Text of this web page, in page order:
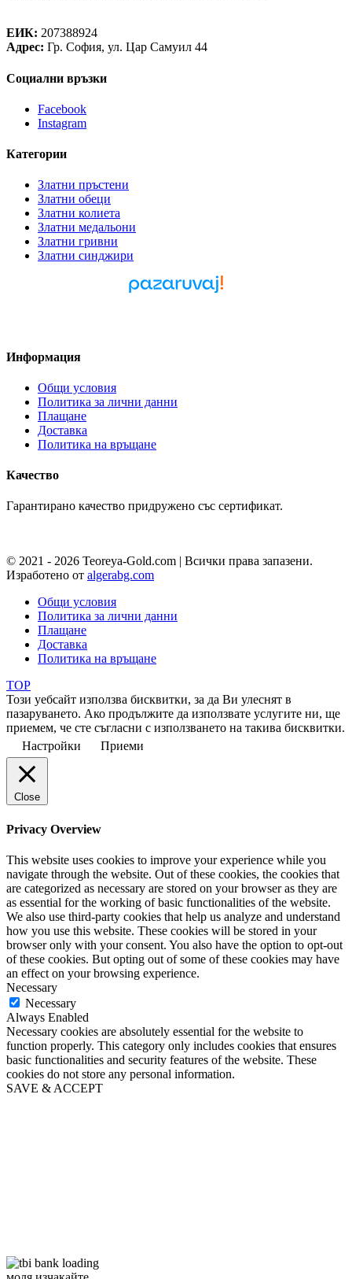
ЕИК: 207388924
Адрес: Гр. София, ул. Цар Самуил 44
Социални връзки
Facebook
Instagram
Категории
Златни пръстени
Златни обеци
Златни колиета
Златни медальони
Златни гривни
Златни синджири
Информация
Общи условия
Политика за лични данни
Плащане
Доставка
Политика на връщане
Качество
Гарантирано качество придружено със сертификат.
© 2021 - 2026 Teoreya-Gold.com | Всички права запазени.
Изработено от algerabg.com
Общи условия
Политика за лични данни
Плащане
Доставка
Политика на връщане
TOP
Този уебсайт използва бисквитки, за да Ви улеснят в
пазаруването. Ако продължите да използвате услугите ни, ще
приемем, че сте съгласни с използването на такива бисквитки.
Настройки
Приеми
Close
Privacy Overview
This website uses cookies to improve your experience while you
navigate through the website. Out of these cookies, the cookies that
are categorized as necessary are stored on your browser as they are
as essential for the working of basic functionalities of the website.
We also use third-party cookies that help us analyze and understand
how you use this website. These cookies will be stored in your
browser only with your consent. You also have the option to opt-out
of these cookies. But opting out of some of these cookies may have
an effect on your browsing experience.
Necessary
Necessary
Always Enabled
Necessary cookies are absolutely essential for the website to
function properly. This category only includes cookies that ensures
basic functionalities and security features of the website. These
cookies do not store any personal information.
SAVE & ACCEPT